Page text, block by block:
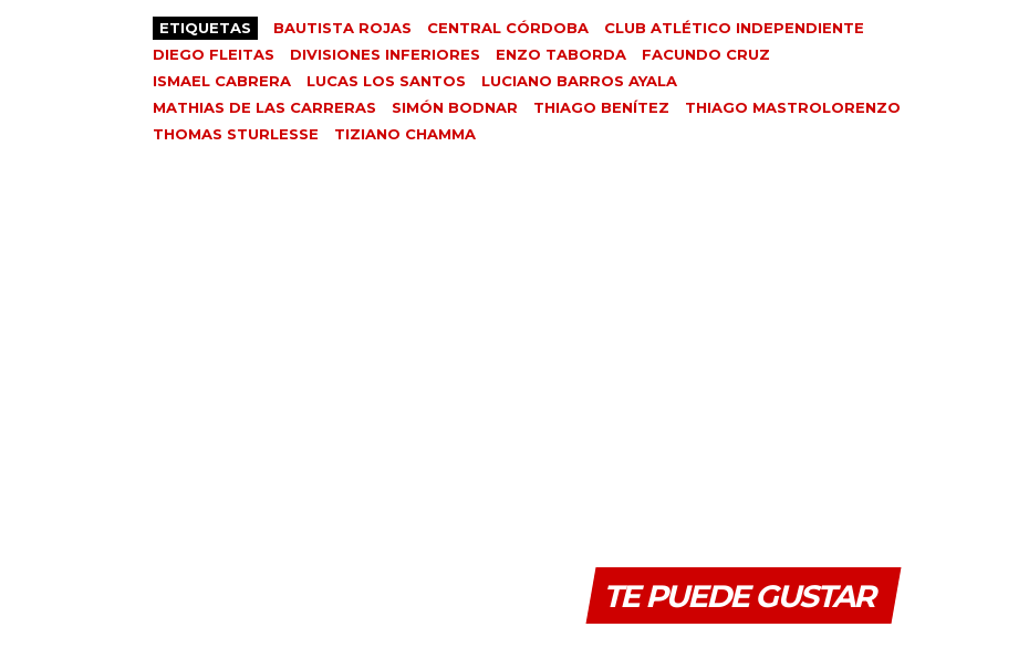
ETIQUETAS BAUTISTA ROJAS CENTRAL CÓRDOBA
CLUB ATLÉTICO INDEPENDIENTE
DIEGO FLEITAS
DIVISIONES INFERIORES ENZO TABORDA
FACUNDO CRUZ
ISMAEL CABRERA
LUCAS LOS SANTOS
LUCIANO BARROS AYALA
MATHIAS DE LAS CARRERAS
SIMÓN BODNAR THIAGO BENÍTEZ
THIAGO MASTROLORENZO
THOMAS STURLESSE
TIZIANO CHAMMA
TE PUEDE GUSTAR